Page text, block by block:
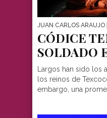
JUAN CARLOS ARAUJO
CÓDICE
SOLDADO
Largos han sido los
los reinos de
embargo, una